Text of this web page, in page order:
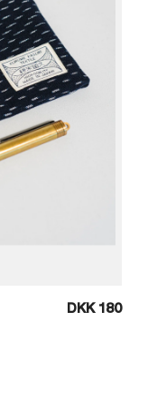
DKK 180